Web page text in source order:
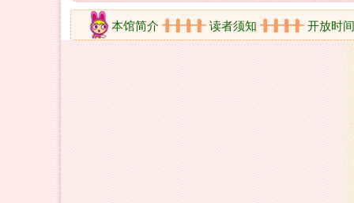
本馆简介 读者须知 开放时间